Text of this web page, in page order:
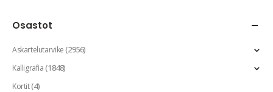
Osastot
Askartelutarvike(2956)
Kalligrafia(1848)
Kortit(4)